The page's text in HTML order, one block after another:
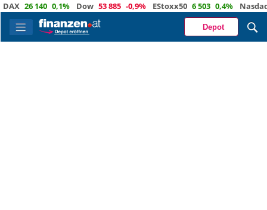
26 140 0,1% Dow 53 885 -0,9% EStoxx50 6 503 0,4% Nasdaq 29
Depot